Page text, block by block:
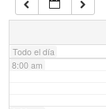
Todo el día
7:00 am
8:00 am